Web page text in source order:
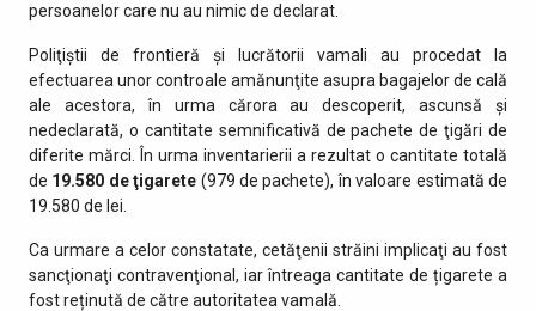
persoanelor care nu au nimic de declarat.
Poliţiştii de frontieră şi lucrătorii vamali au procedat la
efectuarea unor controale amănunţite asupra bagajelor de cală
ale acestora, în urma cărora au descoperit, ascunsă şi
nedeclarată, o cantitate semnificativă de pachete de ţigări de
diferite mărci. În urma inventarierii a rezultat o cantitate totală
de 19.580 de ţigarete (979 de pachete), în valoare estimată de
19.580 de lei.
Ca urmare a celor constatate, cetăţenii străini implicaţi au fost
sancţionaţi contravenţional, iar întreaga cantitate de țigarete a
fost reținută de către autoritatea vamală.